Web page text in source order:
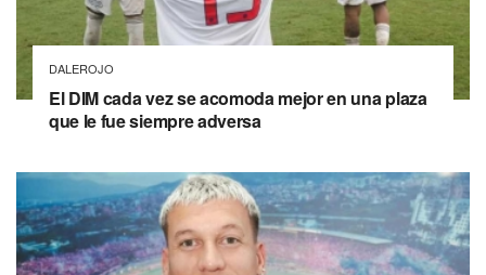
DALEROJO
El DIM cada vez se acomoda mejor en una plaza
que le fue siempre adversa